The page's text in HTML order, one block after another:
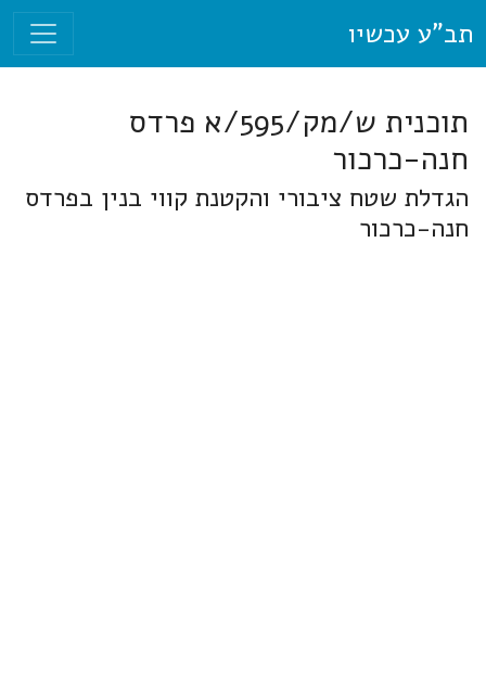
תב"ע עכשיו
תוכנית ש/מק/595/א פרדס
חנה-כרכור
הגדלת שטח ציבורי והקטנת קווי בנין בפרדס
חנה-כרכור